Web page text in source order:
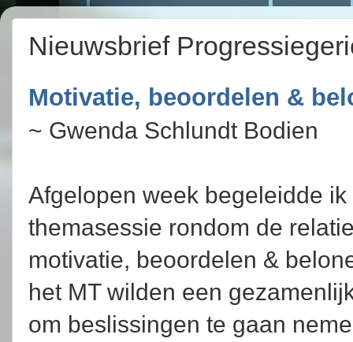
Nieuwsbrief
Motivatie, beoordelen &
~ Gwenda Schlundt Bodien
Afgelopen week begeleidde ik
themasessie rondom de
motivatie, beoordelen &
het MT wilden een
om beslissingen te gaan